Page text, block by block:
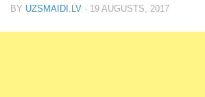
BY UZSMAIDI.LV · 19 AUGUSTS, 2017